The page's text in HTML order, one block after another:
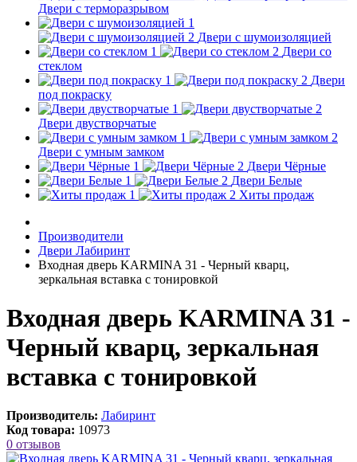
Двери с терморазрывом
Двери с шумоизоляцией
Двери со
стеклом
Двери
под покраску
Двери двустворчатые
Двери с умным замком
Двери Чёрные
Двери Белые
Хиты продаж
Производители
Двери Лабиринт
Входная дверь KARMINA 31 - Черный кварц,
зеркальная вставка с тонировкой
Входная дверь KARMINA 31 -
Черный кварц, зеркальная
вставка с тонировкой
Производитель: Лабиринт
Код товара: 10973
0 отзывов